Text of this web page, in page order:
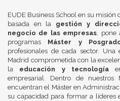
EUDE Business School en su
basada en la gestión y
negocio de las empresas, pone
programas Máster y
profesionales de cada sector.
Madrid comprometida con la
la educación y tecnologíaen
empresarial. Dentro de nuestros
encuentran el Máster en
su capacidad para formar a líderes